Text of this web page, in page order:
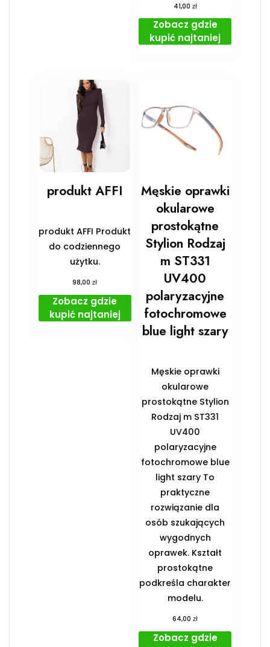
41,00 zł
Zobacz gdzie
kupić najtaniej
produkt AFFI
produkt AFFI Produkt
do codziennego
użytku.
98,00zł
Zobacz gdzie
kupić najtaniej
Męskie oprawki
okularowe
prostokątne
Stylion Rodzaj
m ST331
UV400
polaryzacyjne
fotochromowe
blue light szary
Męskie oprawki
okularowe
prostokątne Stylion
Rodzaj m ST331
UV400
polaryzacyjne
fotochromowe blue
light szary To
praktyczne
rozwiązanie dla
osób szukających
wygodnych
oprawek. Kształt
prostokątne
podkreśla charakter
modelu.
64,00zł
Zobacz gdzie